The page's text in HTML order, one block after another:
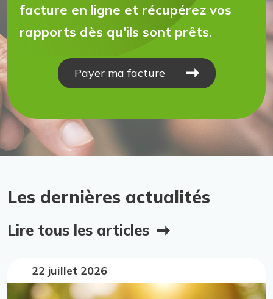
facture en ligne et récupérez vos
rapports dès qu'ils sont prêts.
Payer ma facture
Les dernières actualités
Lire tous les articles
22 juillet 2026